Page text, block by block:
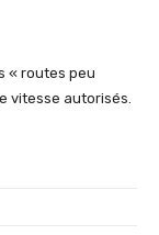
« routes peu
vitesse autorisés.